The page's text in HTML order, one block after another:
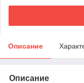
Описание
Описание